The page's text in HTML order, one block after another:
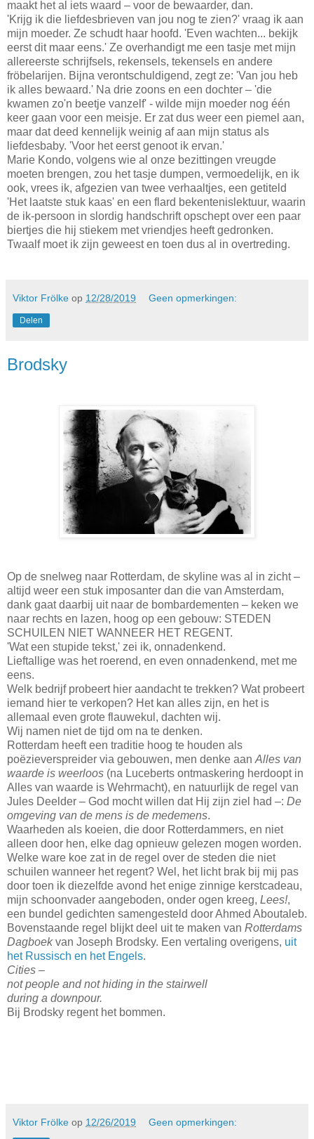
maakt het al iets waard – voor de bewaarder, dan.
'Krijg ik die liefdesbrieven van jou nog te zien?' vraag ik aan
mijn moeder. Ze schudt haar hoofd. 'Even wachten... bekijk
eerst dit maar eens.' Ze overhandigt me een tasje met mijn
allereerste schrijfsels, rekensels, tekensels en andere
fröbelarijen. Bijna verontschuldigend, zegt ze: 'Van jou heb
ik alles bewaard.' Na drie zoons en een dochter – 'die
kwamen zo'n beetje vanzelf' - wilde mijn moeder nog één
keer gaan voor een meisje. Er zat dus weer een piemel aan,
maar dat deed kennelijk weinig af aan mijn status als
liefdesbaby. 'Voor het eerst genoot ik ervan.'
Marie Kondo, volgens wie al onze bezittingen vreugde
moeten brengen, zou het tasje dumpen, vermoedelijk, en ik
ook, vrees ik, afgezien van twee verhaaltjes, een getiteld
'Het laatste stuk kaas' en een flard bekentenislektuur, waarin
de ik-persoon in slordig handschrift opschept over een paar
biertjes die hij stiekem met vriendjes heeft gedronken.
Twaalf moet ik zijn geweest en toen dus al in overtreding.
Viktor Frölke op 12/28/2019 Geen opmerkingen:
Delen
Brodsky
Op de snelweg naar Rotterdam, de skyline was al in zicht –
altijd weer een stuk imposanter dan die van Amsterdam,
dank gaat daarbij uit naar de bombardementen – keken we
naar rechts en lazen, hoog op een gebouw: STEDEN
SCHUILEN NIET WANNEER HET REGENT.
'Wat een stupide tekst,' zei ik, onnadenkend.
Lieftallige was het roerend, en even onnadenkend, met me
eens.
Welk bedrijf probeert hier aandacht te trekken? Wat probeert
iemand hier te verkopen? Het kan alles zijn, en het is
allemaal even grote flauwekul, dachten wij.
Wij namen niet de tijd om na te denken.
Rotterdam heeft een traditie hoog te houden als
poëzieverspreider via gebouwen, men denke aan Alles van
waarde is weerloos (na Luceberts ontmaskering herdoopt in
Alles van waarde is Wehrmacht), en natuurlijk de regel van
Jules Deelder – God mocht willen dat Hij zijn ziel had –: De
omgeving van de mens is de medemens.
Waarheden als koeien, die door Rotterdammers, en niet
alleen door hen, elke dag opnieuw gelezen mogen worden.
Welke ware koe zat in de regel over de steden die niet
schuilen wanneer het regent? Wel, het licht brak bij mij pas
door toen ik diezelfde avond het enige zinnige kerstcadeau,
mijn schoonvader aangeboden, onder ogen kreeg, Lees!,
een bundel gedichten samengesteld door Ahmed Aboutaleb.
Bovenstaande regel blijkt deel uit te maken van Rotterdams
Dagboekvan Joseph Brodsky. Een vertaling overigens, uit
het Russisch en het Engels.
Cities –
not people and not hiding in the stairwell
during a downpour.
Bij Brodsky regent het bommen.
Viktor Frölke op 12/26/2019 Geen opmerkingen: